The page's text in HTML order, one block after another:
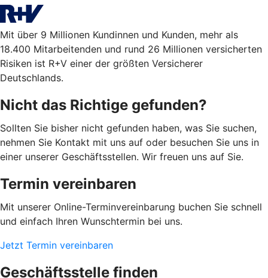
Mit über 9 Millionen Kundinnen und Kunden, mehr als
18.400 Mitarbeitenden und rund 26 Millionen versicherten
Risiken ist R+V einer der größten Versicherer
Deutschlands.
Nicht das Richtige gefunden?
Sollten Sie bisher nicht gefunden haben, was Sie suchen,
nehmen Sie Kontakt mit uns auf oder besuchen Sie uns in
einer unserer Geschäftsstellen. Wir freuen uns auf Sie.
Termin vereinbaren
Mit unserer Online-Terminvereinbarung buchen Sie schnell
und einfach Ihren Wunschtermin bei uns.
Jetzt Termin vereinbaren
Geschäftsstelle finden